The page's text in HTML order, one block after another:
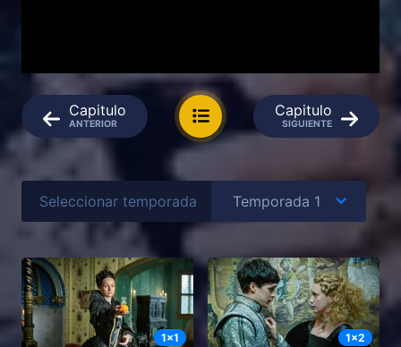
Capitulo
ANTERIOR
Capitulo
SIGUIENTE
Seleccionar temporada
1x1 1x2